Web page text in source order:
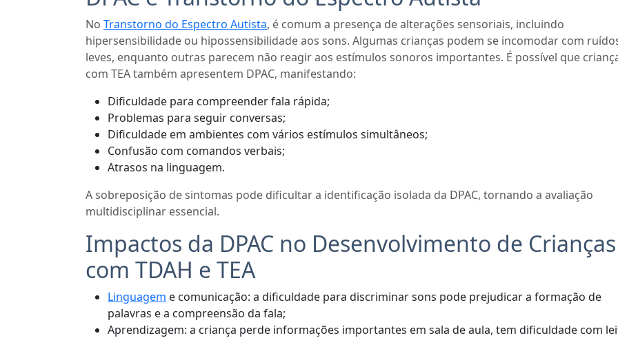
No Transtorno do Espectro Autista, é comum a presença de alterações sensoriais, incluindo
hipersensibilidade ou hipossensibilidade aos sons. Algumas crianças podem se incomodar com
leves, enquanto outras parecem não reagir aos estímulos sonoros importantes. É possível que
com TEA também apresentem DPAC, manifestando:
Dificuldade para compreender fala rápida;
Problemas para seguir conversas;
Dificuldade em ambientes com vários estímulos simultâneos;
Confusão com comandos verbais;
Atrasos na linguagem.
A sobreposição de sintomas pode dificultar a identificação isolada da DPAC, tornando a avaliação
multidisciplinar essencial.
Impactos da DPAC no Desenvolvimento de Crianças
com TDAH e TEA
Linguagem e comunicação: a dificuldade para discriminar sons pode prejudicar a formação de
palavras e a compreensão da fala;
Aprendizagem: a criança perde informações importantes em sala de aula, tem dificuldade com